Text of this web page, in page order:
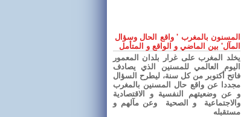
المسنون بالمغرب ' واقع الحال وسؤال
المآل' بين الماضي و الواقع و المتأمل
يخلد المغرب على غرار بلدان المعمور
اليوم العالمي للمسنين الذي يصادف
فاتح أكتوبر من كل سنة، ليطرح السؤال
مجددا عن واقع حال المسنين بالمغرب
و عن وضعيتهم النفسية و الاقتصادية
والاجتماعية و الصحية وعن مآلهم و
مستقبله